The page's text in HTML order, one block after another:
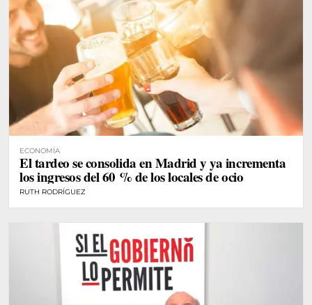
ECONOMÍA
El tardeo se consolida en Madrid y ya incrementa
los ingresos del 60 % de los locales de ocio
RUTH RODRÍGUEZ